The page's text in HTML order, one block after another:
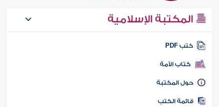
المكتبة الإسلامية
كتب PDF
كتاب الأمة
المكتبة